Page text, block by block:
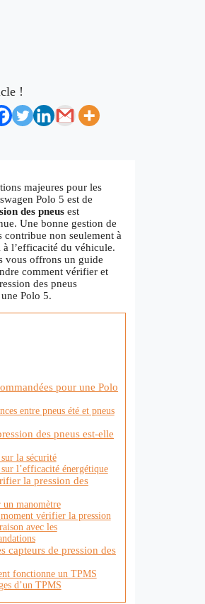
!
majeures pour les
Polo 5 est de
des pneus est
Une bonne gestion de
contribue non seulement à
à l’efficacité du véhicule.
vous offrons un guide
comment vérifier et
des pneus
Polo 5.
pour une Polo
entre pneus été et pneus
des pneus est-elle
la sécurité
l’efficacité énergétique
la pression des
manomètre
vérifier la pression
avec les
capteurs de pression des
fonctionne un TPMS
d’un TPMS